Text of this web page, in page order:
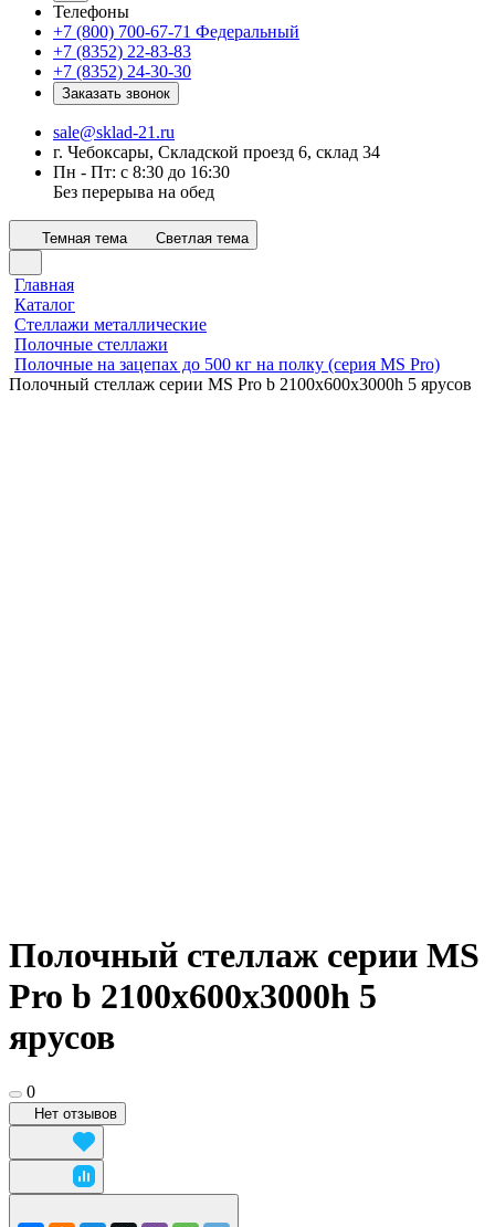
Телефоны
+7 (800) 700-67-71 Федеральный
+7 (8352) 22-83-83
+7 (8352) 24-30-30
Заказать звонок
sale@sklad-21.ru
г. Чебоксары, Складской проезд 6, склад 34
Пн - Пт: с 8:30 до 16:30
Без перерыва на обед
Темная тема Светлая тема
Главная
Каталог
Стеллажи металлические
Полочные стеллажи
Полочные на зацепах до 500 кг на полку (серия MS Pro)
Полочный стеллаж серии MS Pro b 2100x600х3000h 5 ярусов
Полочный стеллаж серии MS
Pro b 2100x600х3000h 5
ярусов
0
Нет отзывов